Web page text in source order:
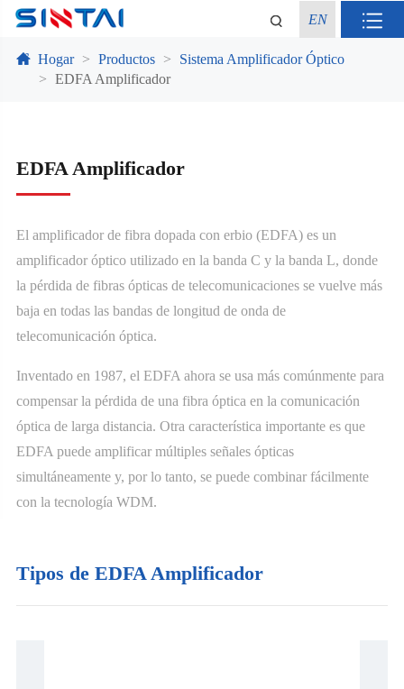
EN
Hogar Productos
Sistema Amplificador Óptico
EDFA Amplificador
EDFA Amplificador
El amplificador de fibra dopada con erbio (EDFA) es un
amplificador óptico utilizado en la banda C y la banda L, donde
la pérdida de fibras ópticas de telecomunicaciones se vuelve más
baja en todas las bandas de longitud de onda de
telecomunicación óptica.
Inventado en 1987, el EDFA ahora se usa más comúnmente para
compensar la pérdida de una fibra óptica en la comunicación
óptica de larga distancia. Otra característica importante es que
EDFA puede amplificar múltiples señales ópticas
simultáneamente y, por lo tanto, se puede combinar fácilmente
con la tecnología WDM.
Tipos de EDFA Amplificador